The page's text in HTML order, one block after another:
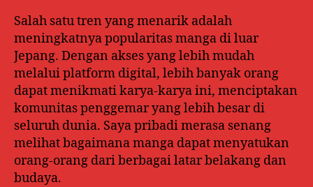
Salah satu tren yang menarik adalah
meningkatnya popularitas manga di luar
Jepang. Dengan akses yang lebih mudah
melalui platform digital, lebih banyak orang
dapat menikmati karya-karya ini, menciptakan
komunitas penggemar yang lebih besar di
seluruh dunia. Saya pribadi merasa senang
melihat bagaimana manga dapat menyatukan
orang-orang dari berbagai latar belakang dan
budaya.